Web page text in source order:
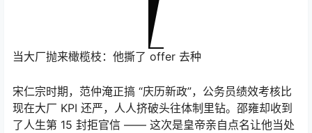
当大厂抛来橄榄枝：他撕了 offer 去种
宋仁宗时期，范仲淹正搞 “庆历新政”，公务员绩效考核比
现在大厂 KPI 还严，人人挤破头往体制里钻。邵雍却收到
了人生第 15 封拒官信 —— 这次是皇帝亲自点名让他当处